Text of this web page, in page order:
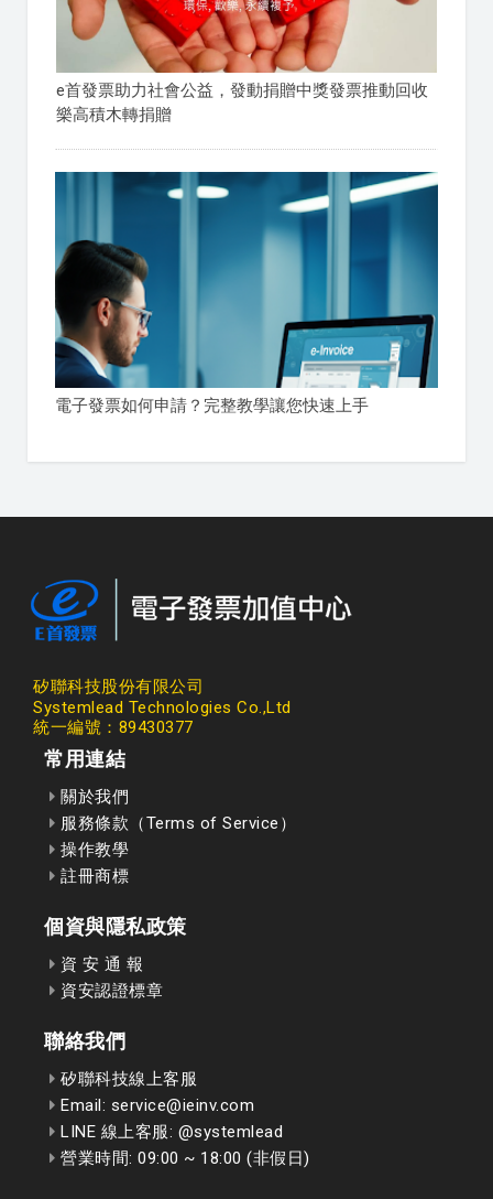
e首發票助力社會公益，發動捐贈中獎發票推動回收
樂高積木轉捐贈
電子發票如何申請？完整教學讓您快速上手
矽聯科技股份有限公司
Systemlead Technologies Co.,Ltd
統一編號：89430377
常用連結
關於我們
服務條款（Terms of Service）
操作教學
註冊商標
個資與隱私政策
資 安 通 報
資安認證標章
聯絡我們
矽聯科技線上客服
Email: service@ieinv.com
LINE 線上客服: @systemlead
營業時間: 09:00 ~ 18:00 (非假日)